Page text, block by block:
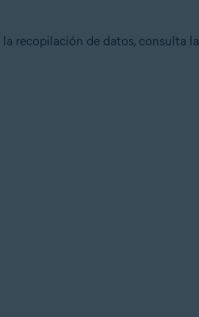
recopilación de datos, consulta la